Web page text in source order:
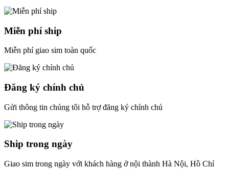
Miễn phí ship
Miễn phí giao sim toàn quốc
Đăng ký chính chủ
Gửi thông tin chúng tôi hỗ trợ đăng ký chính chủ
Ship trong ngày
Giao sim trong ngày với khách hàng ở nội thành Hà Nội, Hồ Chí